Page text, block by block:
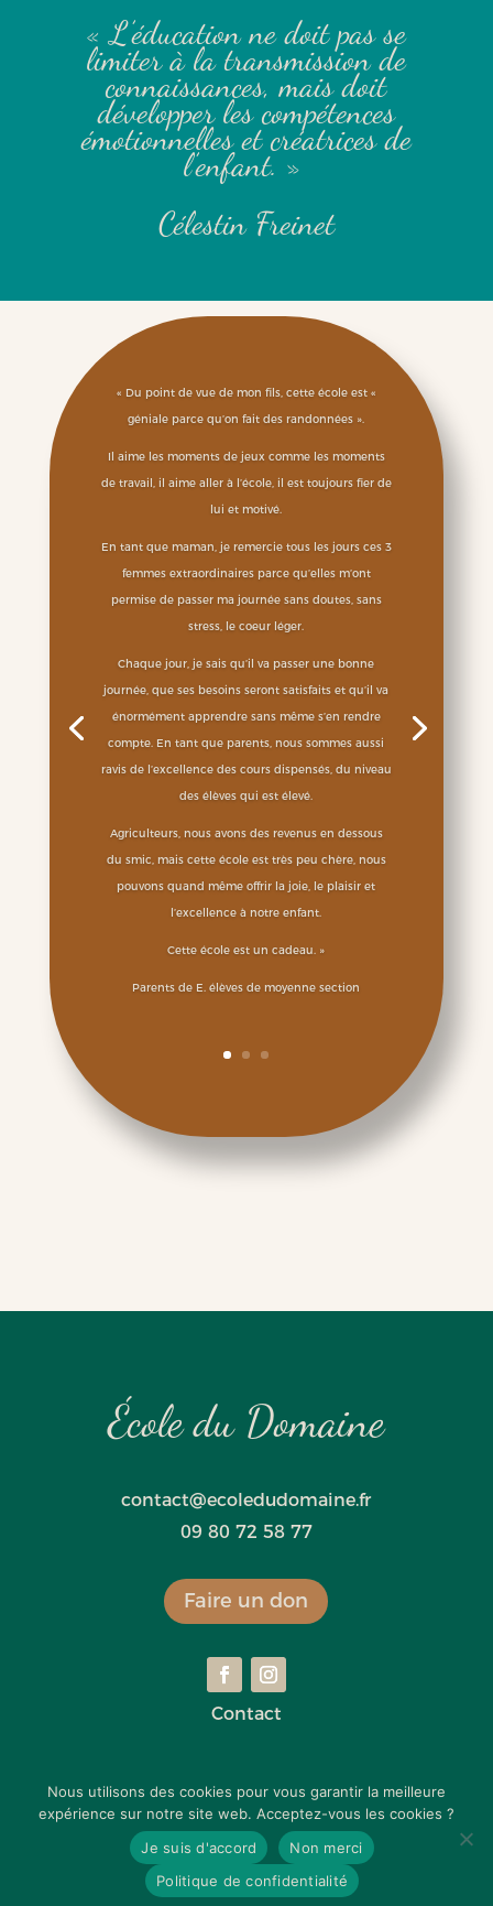
« L’éducation ne doit pas se
limiter à la transmission de
connaissances, mais doit
développer les compétences
émotionnelles et créatrices de
l’enfant. »
Célestin Freinet
« Du point de vue de mon fils, cette école est «
géniale parce qu’on fait des randonnées ».
Il aime les moments de jeux comme les moments
de travail, il aime aller à l’école, il est toujours fier de
lui et motivé.
En tant que maman, je remercie tous les jours ces 3
femmes extraordinaires parce qu’elles m’ont
permise de passer ma journée sans doutes, sans
stress, le coeur léger.
Chaque jour, je sais qu’il va passer une bonne
journée, que ses besoins seront satisfaits et qu’il va
énormément apprendre sans même s’en rendre
compte. En tant que parents, nous sommes aussi
ravis de l’excellence des cours dispensés, du niveau
des élèves qui est élevé.
Agriculteurs, nous avons des revenus en dessous
du smic, mais cette école est très peu chère, nous
pouvons quand même offrir la joie, le plaisir et
l’excellence à notre enfant.
Cette école est un cadeau. »
Parents de E. élèves de moyenne section
Contact
Politique de confidentialité
École du Domaine
contact@ecoledudomaine.fr
09 80 72 58 77
Faire un don
Nous utilisons des cookies pour vous garantir la meilleure
expérience sur notre site web. Acceptez-vous les cookies ?
Je suis d'accord
Non merci
Politique de confidentialité